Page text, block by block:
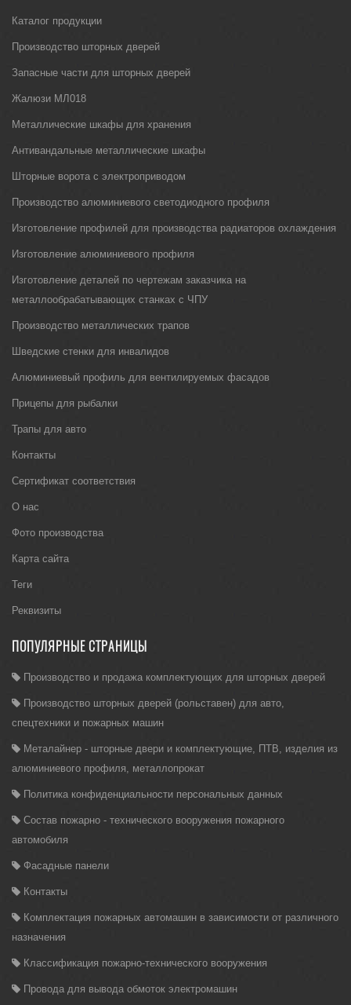
Каталог продукции
Производство шторных дверей
Запасные части для шторных дверей
Жалюзи МЛ018
Металлические шкафы для хранения
Антивандальные металлические шкафы
Шторные ворота с электроприводом
Производство алюминиевого светодиодного профиля
Изготовление профилей для производства радиаторов охлаждения
Изготовление алюминиевого профиля
Изготовление деталей по чертежам заказчика на
металлообрабатывающих станках с ЧПУ
Производство металлических трапов
Шведские стенки для инвалидов
Алюминиевый профиль для вентилируемых фасадов
Прицепы для рыбалки
Трапы для авто
Контакты
Сертификат соответствия
О нас
Фото производства
Карта сайта
Теги
Реквизиты
ПОПУЛЯРНЫЕ СТРАНИЦЫ
Производство и продажа комплектующих для шторных дверей
Производство шторных дверей (рольставен) для авто,
спецтехники и пожарных машин
Металайнер - шторные двери и комплектующие, ПТВ, изделия из
алюминиевого профиля, металлопрокат
Политика конфиденциальности персональных данных
Состав пожарно - технического вооружения пожарного
автомобиля
Фасадные панели
Контакты
Комплектация пожарных автомашин в зависимости от различного
назначения
Классификация пожарно-технического вооружения
Провода для вывода обмоток электромашин